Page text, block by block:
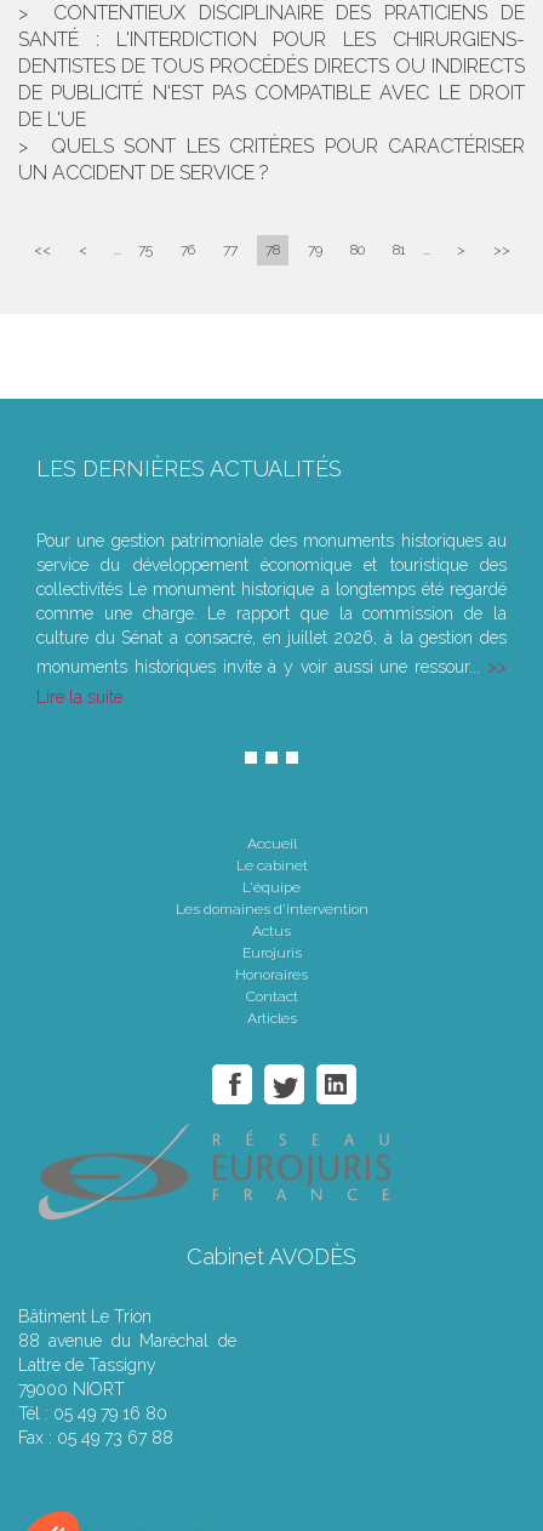
CONTENTIEUX DISCIPLINAIRE DES PRATICIENS DE
SANTÉ : L'INTERDICTION POUR LES CHIRURGIENS-
DENTISTES DE TOUS PROCÉDÉS DIRECTS OU INDIRECTS
DE PUBLICITÉ N'EST PAS COMPATIBLE AVEC LE DROIT
DE L'UE
QUELS SONT LES CRITÈRES POUR CARACTÉRISER
UN ACCIDENT DE SERVICE ?
<< < ... 75 76 77 78 79 80 81 ... > >>
LES DERNIÈRES ACTUALITÉS
Pour une gestion patrimoniale des monuments historiques au
service du développement économique et touristique des
collectivités Le monument historique a longtemps été regardé
comme une charge. Le rapport que la commission de la
culture du Sénat a consacré, en juillet 2026, à la gestion des
monuments historiques invite à y voir aussi une ressour...
Lire la suite
Accueil
Le cabinet
L'équipe
Les domaines d'intervention
Actus
Eurojuris
Honoraires
Contact
Articles
Cabinet AVODÈS
Bâtiment Le Trion
88 avenue du Maréchal de
Lattre de Tassigny
79000 NIORT
Tél : 05 49 79 16 80
Fax : 05 49 73 67 88